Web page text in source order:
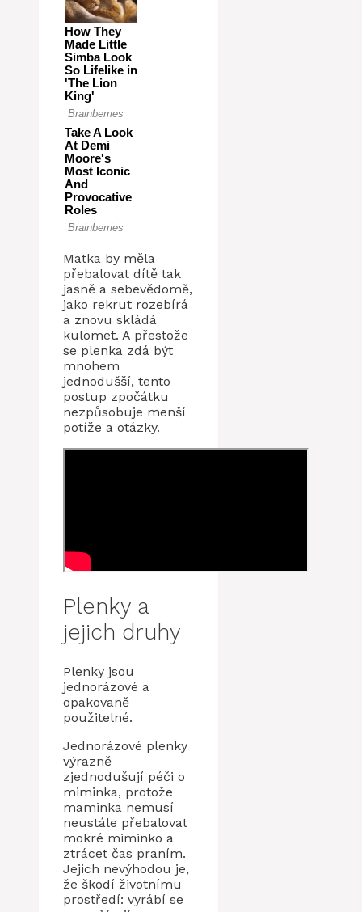
Matka by měla
přebalovat dítě tak
jasně a sebevědomě,
jako rekrut rozebírá
a znovu skládá
kulomet. A přestože
se plenka zdá být
mnohem
jednodušší, tento
postup zpočátku
nezpůsobuje menší
potíže a otázky.
Plenky a
jejich druhy
Plenky jsou
jednorázové a
opakovaně
použitelné.
Jednorázové plenky
výrazně
zjednodušují péči o
miminka, protože
maminka nemusí
neustále přebalovat
mokré miminko a
ztrácet čas praním.
Jejich nevýhodou je,
že škodí životnímu
prostředí: vyrábí se